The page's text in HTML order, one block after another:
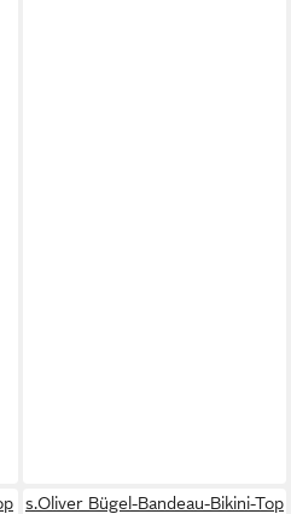
s.Oliver Bügel-Bandeau-Bikini-Top